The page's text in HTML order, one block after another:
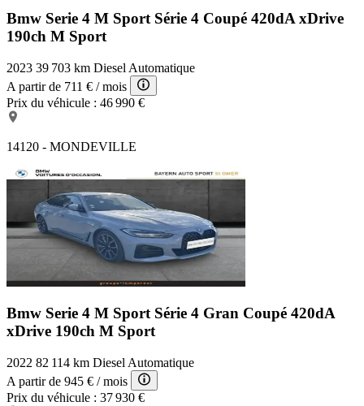
Bmw Serie 4 M Sport Série 4 Coupé 420dA xDrive
190ch M Sport
2023 39 703 km Diesel Automatique
A partir de 711 € / mois
Prix du véhicule : 46 990 €
14120 - MONDEVILLE
Bmw Serie 4 M Sport Série 4 Gran Coupé 420dA
xDrive 190ch M Sport
2022 82 114 km Diesel Automatique
A partir de 945 € / mois
Prix du véhicule : 37 930 €